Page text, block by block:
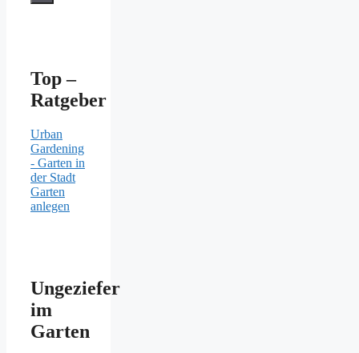
Top –
Ratgeber
Urban
Gardening
- Garten in
der Stadt
Garten
anlegen
Ungeziefer
im
Garten